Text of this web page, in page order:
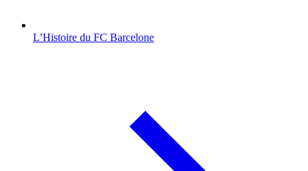
L’Histoire du FC Barcelone